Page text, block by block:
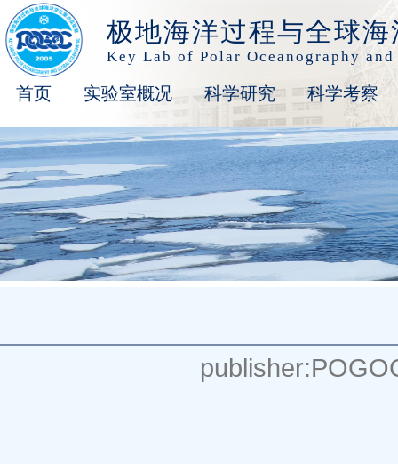
极地海洋过程与全球
Key Lab of Polar Oceanography
首页 实验室概况 科学研究 科学考察